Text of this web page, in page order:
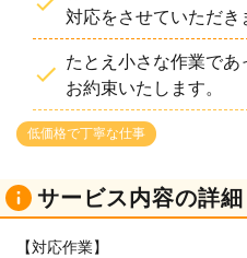
対応をさせていただき
たとえ小さな作業で
お約束いたします。
低価格で丁寧な仕事
サービス内容の詳細
【対応作業】